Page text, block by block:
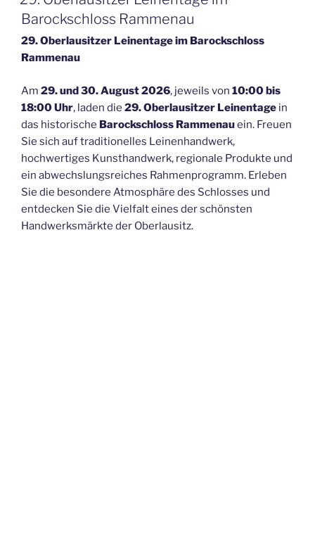
Barockschloss Rammenau
29. Oberlausitzer Leinentage im Barockschloss
Rammenau
Am 29. und 30. August 2026, jeweils von 10:00 bis
18:00 Uhr, laden die 29. Oberlausitzer Leinentage in
das historische Barockschloss Rammenauein. Freuen
Sie sich auf traditionelles Leinenhandwerk,
hochwertiges Kunsthandwerk, regionale Produkte und
ein abwechslungsreiches Rahmenprogramm. Erleben
Sie die besondere Atmosphäre des Schlosses und
entdecken Sie die Vielfalt eines der schönsten
Handwerksmärkte der Oberlausitz.